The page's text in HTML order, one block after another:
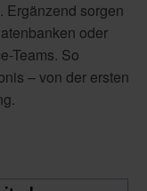
Ergänzend sorgen
oder
Teams. So
– von der ersten